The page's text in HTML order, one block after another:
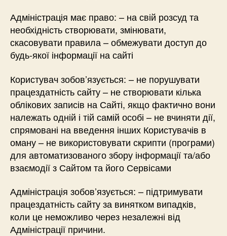
Адміністрація має право: – на свій розсуд та
необхідність створювати, змінювати,
скасовувати правила – обмежувати доступ до
будь-якої інформації на сайті
Користувач зобов’язується: – не порушувати
працездатність сайту – не створювати кілька
облікових записів на Сайті, якщо фактично вони
належать одній і тій самій особі – не вчиняти дії,
спрямовані на введення інших Користувачів в
оману – не використовувати скрипти (програми)
для автоматизованого збору інформації та/або
взаємодії з Сайтом та його Сервісами
Адміністрація зобов’язується: – підтримувати
працездатність сайту за винятком випадків,
коли це неможливо через незалежні від
Адміністрації причини.